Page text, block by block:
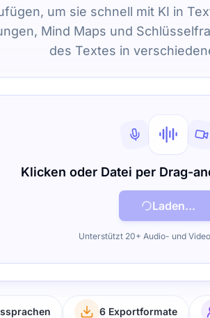
um sie schnell mit KI in
Mind Maps und
des Textes in
Klicken oder Datei per Drag-
Laden...
Unterstützt 20+ Audio- und
6 Exportformate